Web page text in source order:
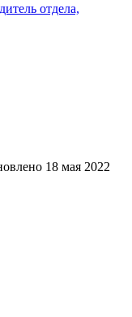
отдела,
18 мая 2022